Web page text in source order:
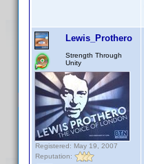
Lewis_Prothero
Strength Through
Unity
Registered: May 19, 2007
Reputation: